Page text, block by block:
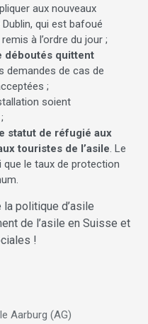
aux nouveaux
qui est bafoué
à l’ordre du jour ;
déboutés quittent
demandes de cas de
;
soient
statut de réfugié aux
touristes de l’asile. Le
le taux de protection
politique d’asile
de l’asile en Suisse et
!
Aarburg (AG)